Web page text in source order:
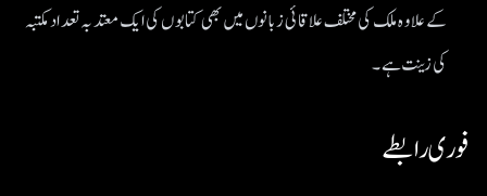
کے علاوہ ملک کی مختلف علاقائی زبانوں میں بھی کتابوں کی ایک معتد بہ تعداد مکتبہ
کی زینت ہے۔
فوری رابطے